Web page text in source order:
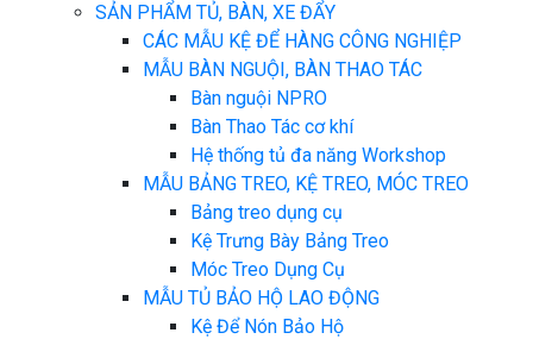
SẢN PHẨM TỦ, BÀN, XE ĐẨY
CÁC MẪU KỆ ĐỂ HÀNG CÔNG NGHIỆP
MẪU BÀN NGUỘI, BÀN THAO TÁC
Bàn nguội NPRO
Bàn Thao Tác cơ khí
Hệ thống tủ đa năng Workshop
MẪU BẢNG TREO, KỆ TREO, MÓC TREO
Bảng treo dụng cụ
Kệ Trưng Bày Bảng Treo
Móc Treo Dụng Cụ
MẪU TỦ BẢO HỘ LAO ĐỘNG
Kệ Để Nón Bảo Hộ